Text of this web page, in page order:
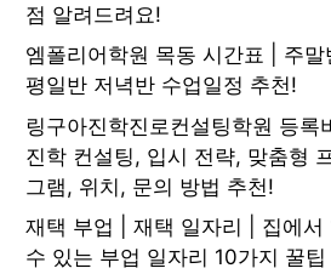
점 알려드려요!
엠폴리어학원 목동 시간표 | 주말
평일반 저녁반 수업일정 추천!
링구아진학진로컨설팅학원 등록
진학 컨설팅, 입시 전략, 맞춤형
그램, 위치, 문의 방법 추천!
재택 부업 | 재택 일자리 | 집에서
수 있는 부업 일자리 10가지 꿀팁